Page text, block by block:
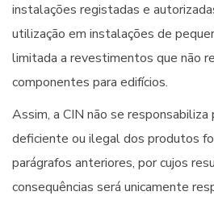
instalações registadas e
utilização em instalações de
limitada a revestimentos que não
componentes para edifícios.
Assim, a CIN não se responsabiliza
deficiente ou ilegal dos produtos
parágrafos anteriores, por cujos
consequências será unicamente